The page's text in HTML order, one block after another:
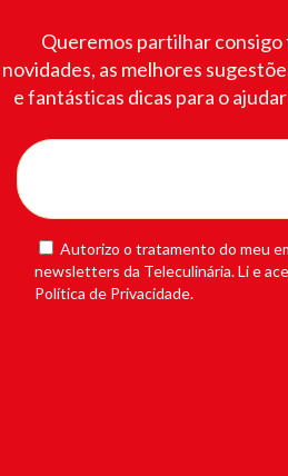
Queremos partilhar consigo
novidades, as melhores
e fantásticas dicas para o
Autorizo o tratamento do meu
newsletters da Teleculinária. Li e
Política de Privacidade.